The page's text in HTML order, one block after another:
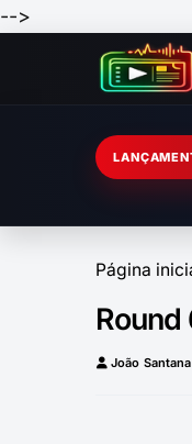
-->
Página
João Santana